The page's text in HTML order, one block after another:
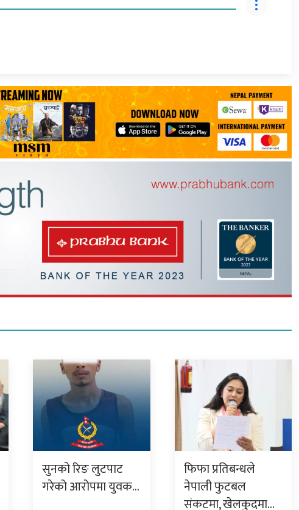
सुनको रिङ लुटपाट
गरेको आरोपमा युवक…
फिफा प्रतिबन्धले
नेपाली फुटबल
संकटमा, खेलकुदमा…